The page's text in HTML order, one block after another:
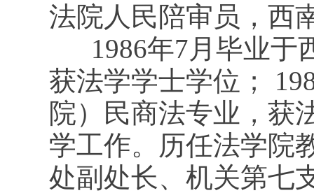
法院人民陪审员，西
1986年7月毕业于
获法学学士学位；
院）民商法专业，获
学工作。历任法学院
处副处长、机关第七